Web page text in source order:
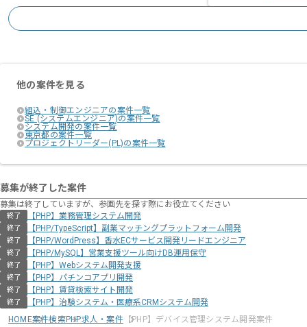
他の案件を見る
組込・制御エンジニアの案件一覧
SE (システムエンジニア)の案件一覧
システム開発の案件一覧
東京都の案件一覧
プロジェクトリーダー(PL)の案件一覧
募集が終了した案件
募集は終了していますが、参画先を探す際にお役立てください
終了 【PHP】業務管理システム開発
終了 【PHP/TypeScript】副業マッチングプラットフォーム開発
終了 【PHP/WordPress】香水ECサービス開発リードエンジニア
終了 【PHP/MySQL】営業支援ツール向けDB運用保守
終了 【PHP】Webシステム開発支援
終了 【PHP】パチンコアプリ開発
終了 【PHP】賃貸検索サイト開発
終了
【PHP】治験システム・医療系CRMシステム開発
HOME案件検索PHP求人・案件【PHP】デバイス管理システム開発案件